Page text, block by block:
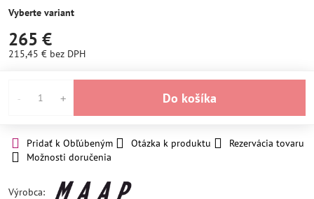
Vyberte variant
265 €
215,45 € bez DPH
Do košíka
Pridať k Obľúbeným Otázka k produktu
Rezervácia tovaru
Možnosti doručenia
Výrobca: